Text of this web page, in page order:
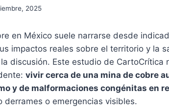
2025
en México suele narrarse desde
impactos reales sobre el territorio y la
discusión. Este estudio de CartoCrítica
vivir cerca de una mina de cobre
y de malformaciones congénitas en
derrames o emergencias visibles.